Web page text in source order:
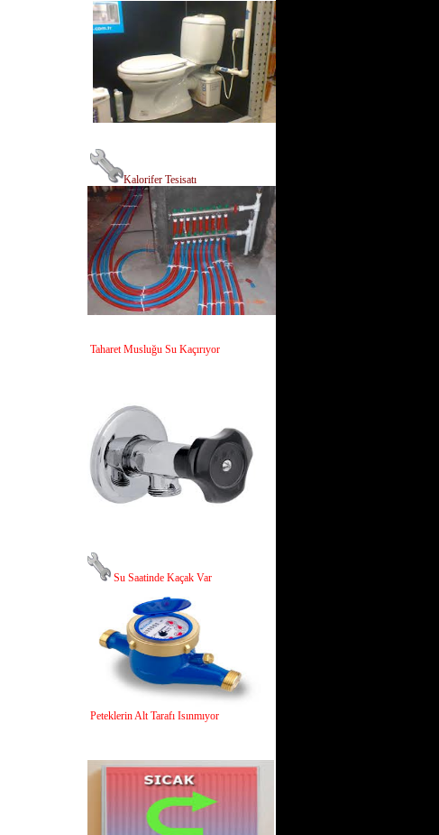
Kalorifer Tesisatı
Taharet Musluğu Su Kaçırıyor
Su Saatinde Kaçak Var
Peteklerin Alt Tarafı Isınmıyor